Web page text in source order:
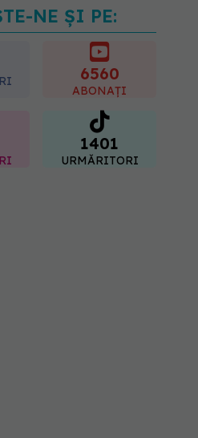
Ce spune culoarea ta
preferată despre vârsta
pe care o ai. Care este
"codul cromatic" al
NE ȘI PE:
6560
ABONAȚI
1401
URMĂRITORI